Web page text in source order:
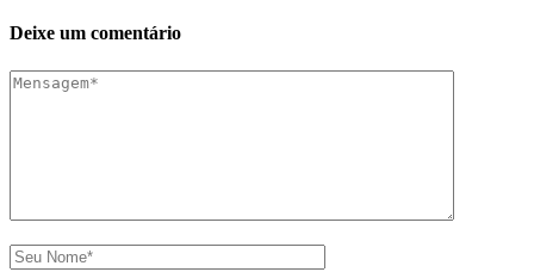
Deixe um comentário